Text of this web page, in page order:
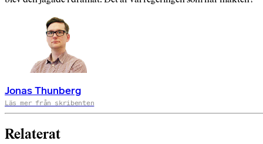
Jonas Thunberg
Läs mer från skribenten
Relaterat